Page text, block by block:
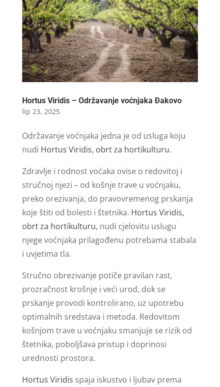
Hortus Viridis – Održavanje voćnjaka Đakovo
lip 23, 2025
Održavanje voćnjaka jedna je od usluga koju
nudi Hortus Viridis, obrt za hortikulturu.
Zdravlje i rodnost voćaka ovise o redovitoj i
stručnoj njezi – od košnje trave u voćnjaku,
preko orezivanja, do pravovremenog prskanja
koje štiti od bolesti i štetnika. Hortus Viridis,
obrt za hortikulturu, nudi cjelovitu uslugu
njege voćnjaka prilagođenu potrebama stabala
i uvjetima tla.
Stručno obrezivanje potiče pravilan rast,
prozračnost krošnje i veći urod, dok se
prskanje provodi kontrolirano, uz upotrebu
optimalnih sredstava i metoda. Redovitom
košnjom trave u voćnjaku smanjuje se rizik od
štetnika, poboljšava pristup i doprinosi
urednosti prostora.
Hortus Viridis spaja iskustvo i ljubav prema